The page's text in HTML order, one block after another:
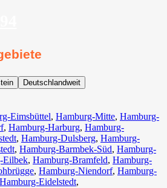
Deutschlandweit
Eimsbüttel, Hamburg-Mitte, Hamburg-
, Hamburg-Harburg, Hamburg-
, Hamburg-Dulsberg, Hamburg-
, Hamburg-Barmbek-Süd, Hamburg-
Eilbek, Hamburg-Bramfeld, Hamburg-
, Hamburg-Niendorf, Hamburg-
Hamburg-Eidelstedt,